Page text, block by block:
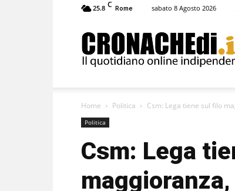
25.8 C Rome sabato 8 Agosto 2026
Home Politica Csm: Lega tiene sul filo
Politica
Csm: Lega